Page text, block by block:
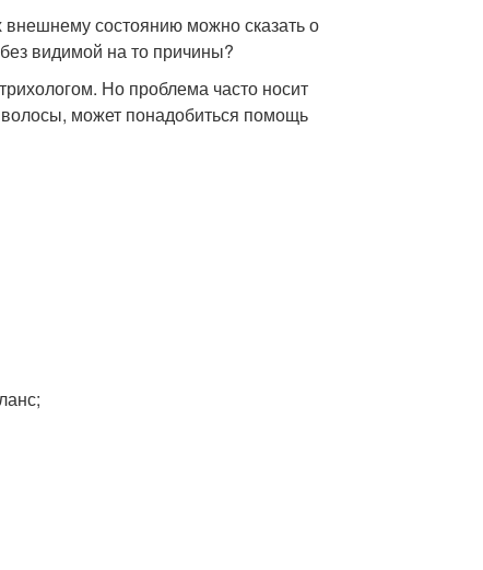
состоянию можно сказать о
видимой на то причины?
Но проблема часто носит
может понадобиться помощь